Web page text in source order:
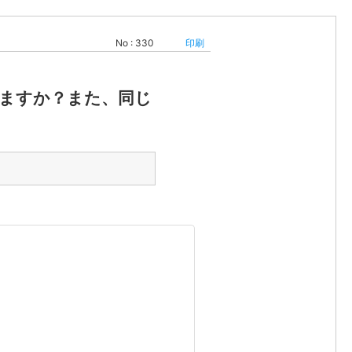
No : 330 印刷
すか？また、同じ